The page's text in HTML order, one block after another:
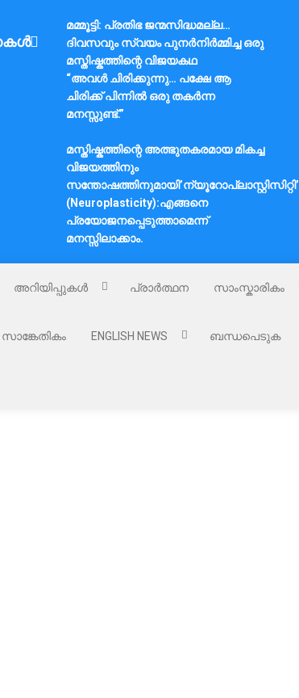
മമ്മൂട്ടി: പ്രതിഭ ജന്മസിദ്ധമല്ല…
ദിവസവും സ്വയം പുനർനിർമ്മിച്ച ഒരു
മസ്തിഷ്കത്തിന്റെ വിജയകഥ
“അവൾ ചിരിക്കുന്നു… പക്ഷേ ആ
ചിരിക്ക് പിന്നിൽ ഒരു തകർന്ന
മനസ്സുണ്ട്.”
മസ്തിഷ്കത്തിന്റെ അത്ഭുതകരമായ മികച്ച
വിജയത്തിനും
സന്തോഷത്തിനുമായി’ന്യൂറോപ്ലാസ്റ്റിസിറ്റി’
(Neuroplasticity):എങ്ങനെ
പ്രയോജനപ്പെടുത്താമെന്ന്
മനസ്സിലാക്കാം.
അറിയിപ്പുകൾ പ്രാർത്ഥന സാംസ്കാരികം
സാങ്കേതികം ENGLISH NEWS ബന്ധപെടുക